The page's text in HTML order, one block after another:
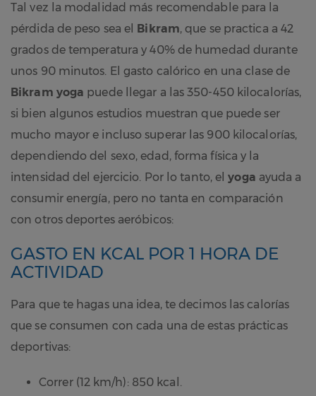
Tal vez la modalidad más recomendable para la
pérdida de peso sea el Bikram, que se practica a 42
grados de temperatura y 40% de humedad durante
unos 90 minutos. El gasto calórico en una clase de
Bikram yoga puede llegar a las 350-450 kilocalorías,
si bien algunos estudios muestran que puede ser
mucho mayor e incluso superar las 900 kilocalorías,
dependiendo del sexo, edad, forma física y la
intensidad del ejercicio. Por lo tanto, elyoga ayuda a
consumir energía, pero no tanta en comparación
con otros deportes aeróbicos:
GASTO EN KCAL POR 1 HORA DE
ACTIVIDAD
Para que te hagas una idea, te decimos las calorías
que se consumen con cada una de estas prácticas
deportivas:
Correr (12 km/h): 850 kcal.